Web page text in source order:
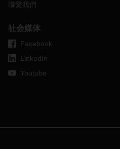
聯繫我們
社会媒体
Facebook
LinkedIn
Youtube